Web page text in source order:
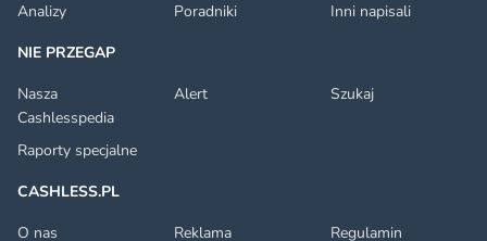
Analizy
Poradniki
Inni napisali
NIE PRZEGAP
Nasza
Cashlesspedia
Alert Szukaj
Raporty specjalne
CASHLESS.PL
O nas
Reklama Regulamin